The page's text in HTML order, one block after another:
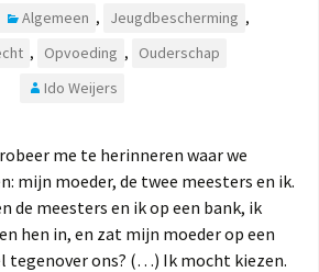
Algemeen , Jeugdbescherming ,
, Opvoeding ,
Ouderschap
Ido Weijers
me te herinneren waar we
mijn moeder, de twee meesters en ik.
de meesters en ik op een bank, ik
hen in, en zat mijn moeder op een
tegenover ons? (…) Ik mocht kiezen.